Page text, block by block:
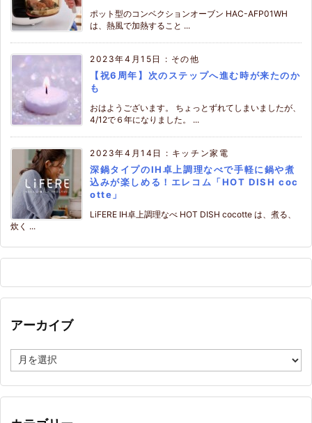
ポット型のコンベクションオーブン HAC-AFP01WH
は、熱風で加熱すること ...
2023年4月15日 : その他
【祝6周年】次のステップへ進む時が来たのか
も
おはようございます。 ちょっとずれてしまいましたが、
4/12で６年になりました。 ...
2023年4月14日 : キッチン家電
深鍋タイプのIH卓上調理なべで手軽に鍋や煮
込みが楽しめる！エレコム「HOT DISH coc
otte」
LiFERE IH卓上調理なべ HOT DISH cocotte は、煮る、
炊く ...
アーカイブ
ー
イ